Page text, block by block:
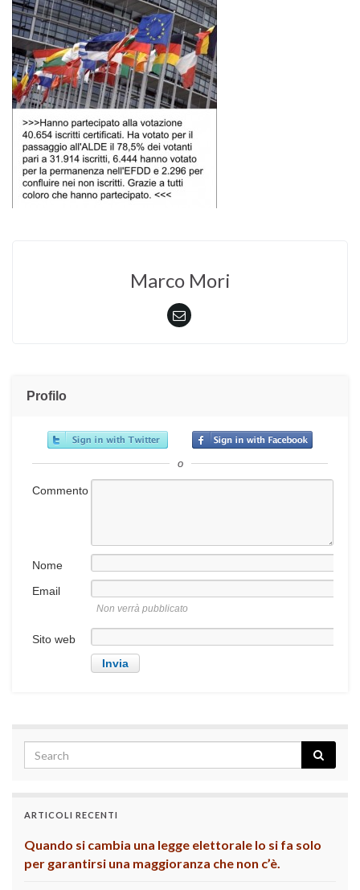
Marco Mori
Profilo
o
Commento
Nome
Email
Non verrà pubblicato
Sito web
ARTICOLI RECENTI
Quando si cambia una legge elettorale lo si fa solo
per garantirsi una maggioranza che non c’è.